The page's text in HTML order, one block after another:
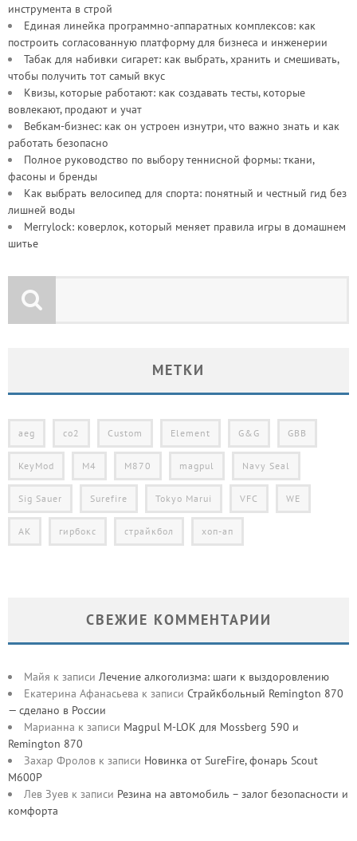
инструмента в строй
Единая линейка программно-аппаратных комплексов: как
построить согласованную платформу для бизнеса и инженерии
Табак для набивки сигарет: как выбрать, хранить и смешивать,
чтобы получить тот самый вкус
Квизы, которые работают: как создавать тесты, которые
вовлекают, продают и учат
Вебкам-бизнес: как он устроен изнутри, что важно знать и как
работать безопасно
Полное руководство по выбору теннисной формы: ткани,
фасоны и бренды
Как выбрать велосипед для спорта: понятный и честный гид без
лишней воды
Merrylock: коверлок, который меняет правила игры в домашнем
шитье
МЕТКИ
aeg co2 Custom Element G&G GBB
KeyMod M4 M870 magpul Navy Seal
Sig Sauer Surefire Tokyo Marui VFC WE
АК гирбокс страйкбол хоп-ап
СВЕЖИЕ КОММЕНТАРИИ
Майя к записи Лечение алкоголизма: шаги к выздоровлению
Екатерина Афанасьева к записи Страйкбольный Remington 870
— сделано в России
Марианна к записи Magpul M-LOK для Mossberg 590 и
Remington 870
Захар Фролов к записи Новинка от SureFire, фонарь Scout
M600P
Лев Зуев к записи Резина на автомобиль – залог безопасности и
комфорта